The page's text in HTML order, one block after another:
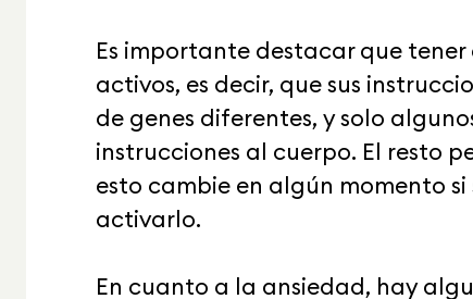
Es importante destacar que
activos, es decir, que sus
de genes diferentes, y solo
instrucciones al cuerpo. El resto
esto cambie en algún momento
activarlo.
En cuanto a la ansiedad, hay